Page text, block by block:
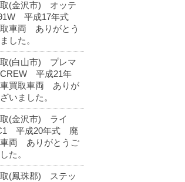
(金沢市) オッテ
平成17年式
車両 ありがとう
ました。
(白山市) プレマ
平成21年
買取車両 ありが
いました。
(金沢市) ライ
平成20年式 廃
両 ありがとうご
した。
(鳳珠郡) ステッ